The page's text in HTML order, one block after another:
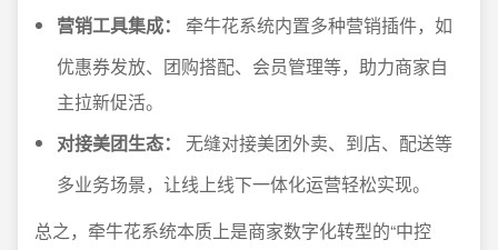
营销工具集成：
牵牛花系统内置多种营销插件，如
优惠券发放、团购搭配、会员管理等，助力商家自
主拉新促活。
对接美团生态：
无缝对接美团外卖、到店、配送等
多业务场景，让线上线下一体化运营轻松实现。
总之，牵牛花系统本质上是商家数字化转型的“中控